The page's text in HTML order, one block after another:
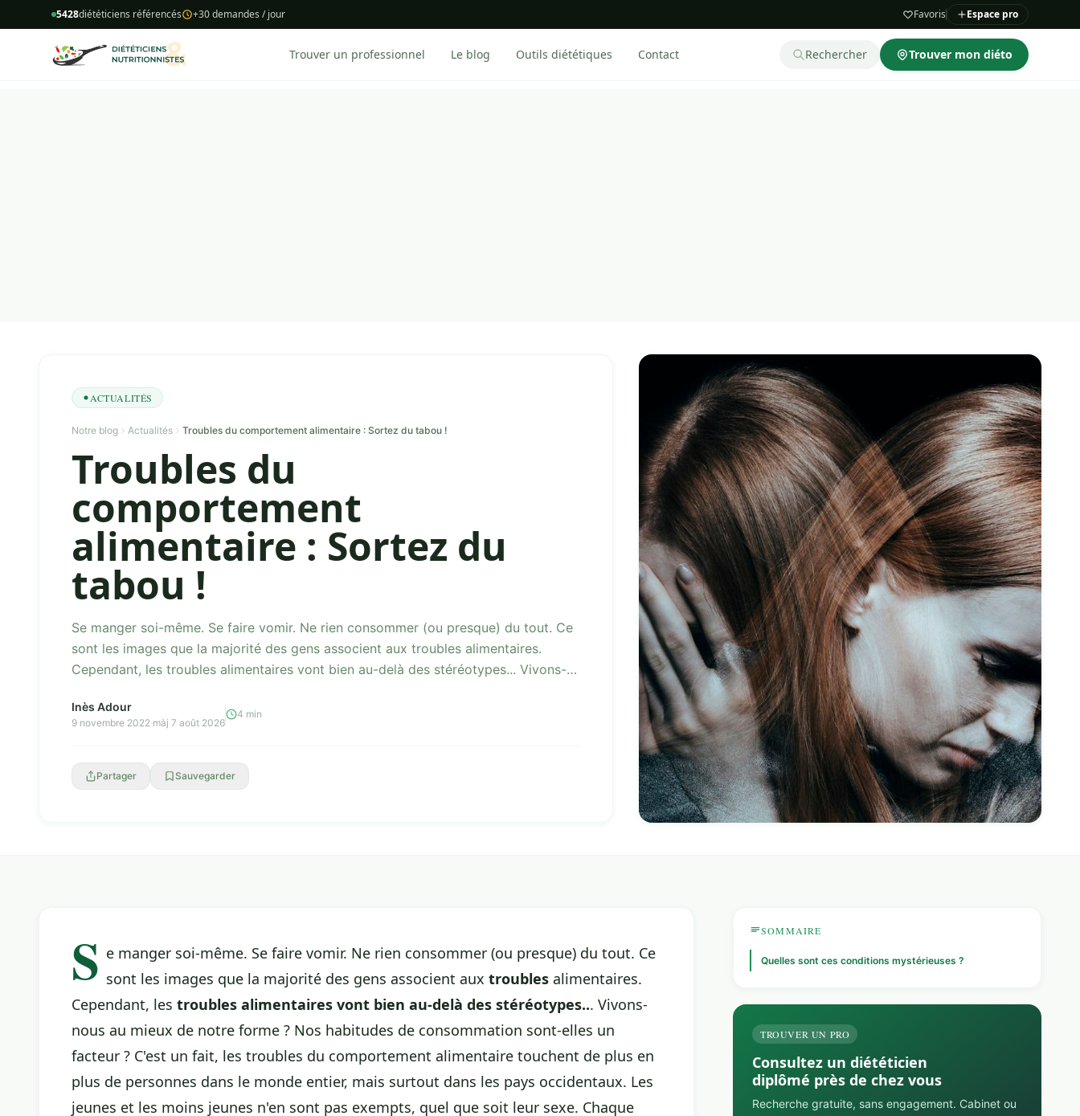
5428diététiciens référencés +30 demandes / jour Favoris Espace pro
Trouver un professionnel Le blog Outils diététiques Contact Rechercher Trouver mon diéto
ACTUALITÉS
Notre blog Actualités Troubles du comportement alimentaire : Sortez du tabou !
Troubles du
comportement
alimentaire : Sortez du
tabou !
Se manger soi-même. Se faire vomir. Ne rien consommer (ou presque) du tout. Ce
sont les images que la majorité des gens associent aux troubles alimentaires.
Cependant, les troubles alimentaires vont bien au-delà des stéréotypes... Vivons-
Inès Adour
9 novembre 2022·màj 7 août 2026
4 min
Partager Sauvegarder
S e manger soi-même. Se faire vomir. Ne rien consommer (ou presque) du tout. Ce
sont les images que la majorité des gens associent aux troublesalimentaires.
Cependant, les troubles alimentaires vont bien au-delà des stéréotypes... Vivons-
nous au mieux de notre forme ? Nos habitudes de consommation sont-elles un
facteur ? C'est un fait, les troubles du comportement alimentaire touchent de plus en
plus de personnes dans le monde entier, mais surtout dans les pays occidentaux. Les
jeunes et les moins jeunes n'en sont pas exempts, quel que soit leur sexe. Chaque
SOMMAIRE
Quelles sont ces conditions mystérieuses ?
TROUVER UN PRO
Consultez un diététicien
diplômé près de chez vous
Recherche gratuite, sans engagement. Cabinet ou